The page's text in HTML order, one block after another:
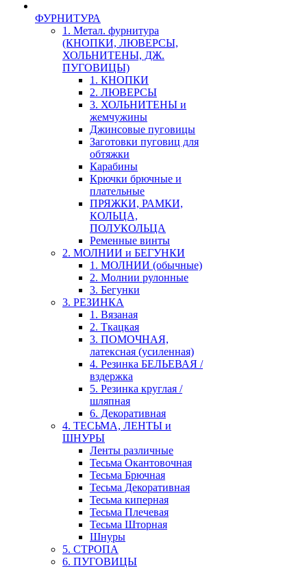
ФУРНИТУРА
1. Метал. фурнитура
(КНОПКИ, ЛЮВЕРСЫ,
ХОЛЬНИТЕНЫ, ДЖ.
ПУГОВИЦЫ)
1. КНОПКИ
2. ЛЮВЕРСЫ
3. ХОЛЬНИТЕНЫ и
жемчужины
Джинсовые пуговицы
Заготовки пуговиц для
обтяжки
Карабины
Крючки брючные и
плательные
ПРЯЖКИ, РАМКИ,
КОЛЬЦА,
ПОЛУКОЛЬЦА
Ременные винты
2. МОЛНИИ и БЕГУНКИ
1. МОЛНИИ (обычные)
2. Молнии рулонные
3. Бегунки
3. РЕЗИНКА
1. Вязаная
2. Ткацкая
3. ПОМОЧНАЯ,
латексная (усиленная)
4. Резинка БЕЛЬЕВАЯ /
вздержка
5. Резинка круглая /
шляпная
6. Декоративная
4. ТЕСЬМА, ЛЕНТЫ и
ШНУРЫ
Ленты различные
Тесьма Окантовочная
Тесьма Брючная
Тесьма Декоративная
Тесьма киперная
Тесьма Плечевая
Тесьма Шторная
Шнуры
5. СТРОПА
6. ПУГОВИЦЫ